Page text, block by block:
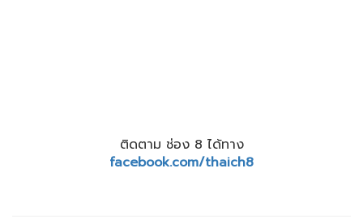
ติดตาม ช่อง 8 ได้ทาง
facebook.com/thaich8